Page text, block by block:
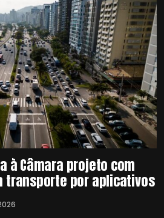
à Câmara projeto com
transporte por aplicativos